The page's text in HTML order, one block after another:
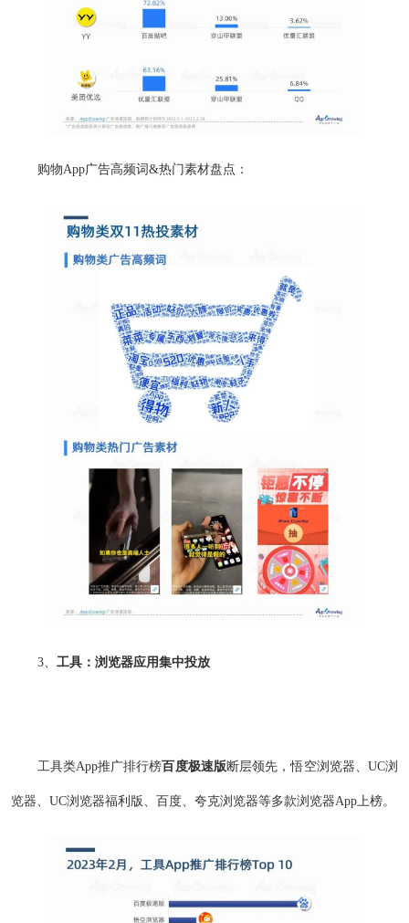
购物App广告高频词&热门素材盘点：
3、 工具：浏览器应用集中投放
工具类App推广排行榜百度极速版断层领先，悟空浏览器、UC浏
览器、UC浏览器福利版、百度、夸克浏览器等多款浏览器App上榜。